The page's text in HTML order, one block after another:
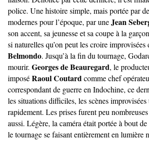
police. Une histoire simple, mais portée par
modernes pour l’époque, par uneJean
son accent, sa jeunesse et sa coupe à la
si naturelles qu’on peut les croire improvisées
Belmondo. Jusqu’à la fin du tournage,
mourir. Georges de Beauregard, le
imposéRaoul Coutard comme chef
correspondant de guerre en Indochine, ce
les situations difficiles, les scènes improvisées
rapidement. Les prises furent peu
aussi. Légère, la caméra était portée à bout de
le tournage se faisant entièrement en lumière